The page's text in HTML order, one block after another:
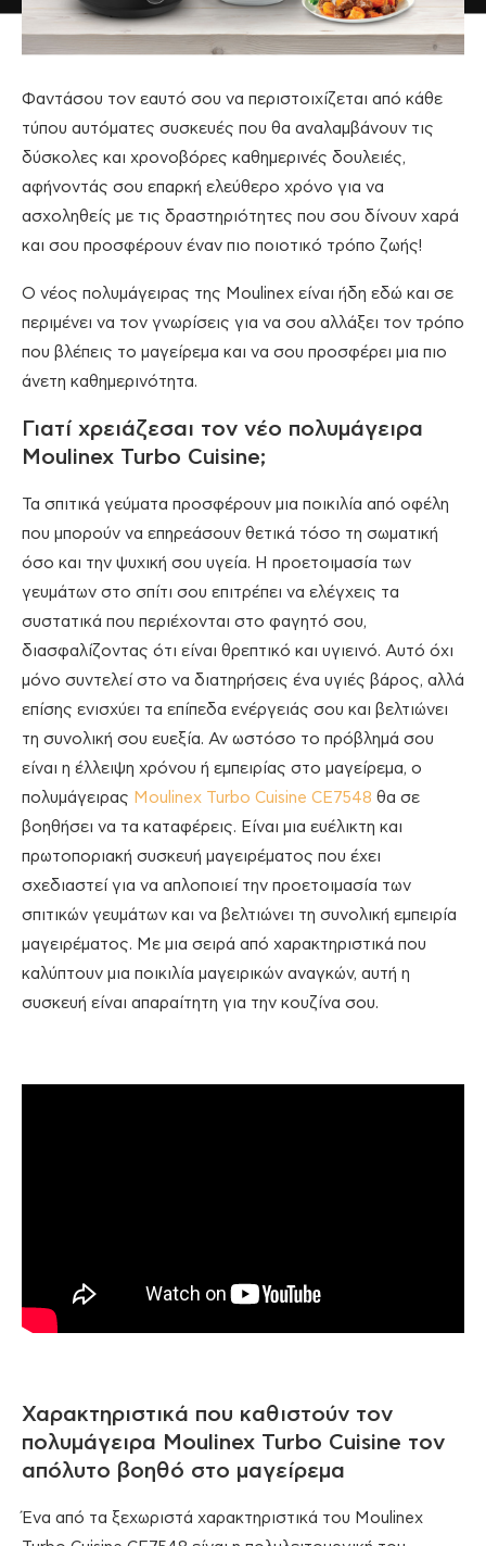
Φαντάσου τον εαυτό σου να περιστοιχίζεται από κάθε
τύπου αυτόματες συσκευές που θα αναλαμβάνουν τις
δύσκολες και χρονοβόρες καθημερινές δουλειές,
αφήνοντάς σου επαρκή ελεύθερο χρόνο για να
ασχοληθείς με τις δραστηριότητες που σου δίνουν χαρά
και σου προσφέρουν έναν πιο ποιοτικό τρόπο ζωής!
Ο νέος πολυμάγειρας της Moulinex είναι ήδη εδώ και σε
περιμένει να τον γνωρίσεις για να σου αλλάξει τον τρόπο
που βλέπεις το μαγείρεμα και να σου προσφέρει μια πιο
άνετη καθημερινότητα.
Γιατί χρειάζεσαι τον νέο πολυμάγειρα
Moulinex Turbo Cuisine;
Τα σπιτικά γεύματα προσφέρουν μια ποικιλία από οφέλη
που μπορούν να επηρεάσουν θετικά τόσο τη σωματική
όσο και την ψυχική σου υγεία. Η προετοιμασία των
γευμάτων στο σπίτι σου επιτρέπει να ελέγχεις τα
συστατικά που περιέχονται στο φαγητό σου,
διασφαλίζοντας ότι είναι θρεπτικό και υγιεινό. Αυτό όχι
μόνο συντελεί στο να διατηρήσεις ένα υγιές βάρος, αλλά
επίσης ενισχύει τα επίπεδα ενέργειάς σου και βελτιώνει
τη συνολική σου ευεξία. Αν ωστόσο το πρόβλημά σου
είναι η έλλειψη χρόνου ή εμπειρίας στο μαγείρεμα, ο
πολυμάγειρας Moulinex Turbo Cuisine CE7548 θα σε
βοηθήσει να τα καταφέρεις. Είναι μια ευέλικτη και
πρωτοποριακή συσκευή μαγειρέματος που έχει
σχεδιαστεί για να απλοποιεί την προετοιμασία των
σπιτικών γευμάτων και να βελτιώνει τη συνολική εμπειρία
μαγειρέματος. Με μια σειρά από χαρακτηριστικά που
καλύπτουν μια ποικιλία μαγειρικών αναγκών, αυτή η
συσκευή είναι απαραίτητη για την κουζίνα σου.
Χαρακτηριστικά που καθιστούν τον
πολυμάγειρα Moulinex Turbo Cuisine τον
απόλυτο βοηθό στο μαγείρεμα
Ένα από τα ξεχωριστά χαρακτηριστικά του Moulinex